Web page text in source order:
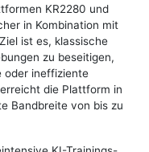
KR2280 und
in Kombination mit
ist es, klassische
zu beseitigen,
oder ineffiziente
die Plattform in
Bandbreite von bis zu